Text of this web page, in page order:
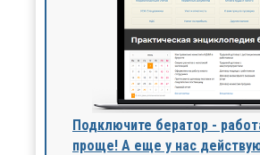
Подключите бератор -
проще! А еще у нас